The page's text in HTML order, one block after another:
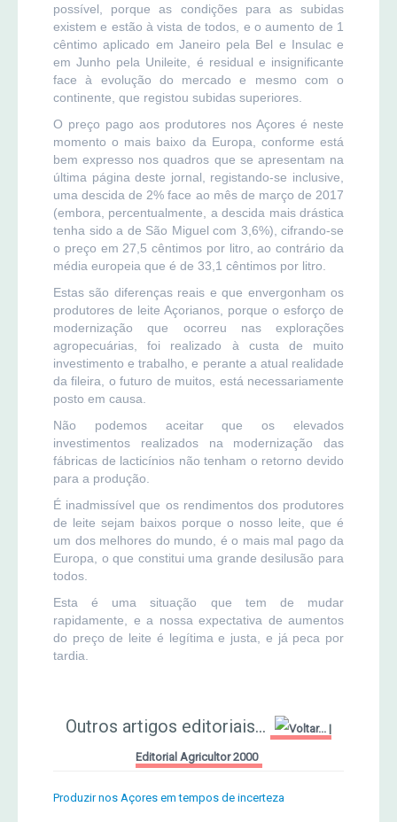
possível, porque as condições para as subidas
existem e estão à vista de todos, e o aumento de 1
cêntimo aplicado em Janeiro pela Bel e Insulac e
em Junho pela Unileite, é residual e insignificante
face à evolução do mercado e mesmo com o
continente, que registou subidas superiores.
O preço pago aos produtores nos Açores é neste
momento o mais baixo da Europa, conforme está
bem expresso nos quadros que se apresentam na
última página deste jornal, registando-se inclusive,
uma descida de 2% face ao mês de março de 2017
(embora, percentualmente, a descida mais drástica
tenha sido a de São Miguel com 3,6%), cifrando-se
o preço em 27,5 cêntimos por litro, ao contrário da
média europeia que é de 33,1 cêntimos por litro.
Estas são diferenças reais e que envergonham os
produtores de leite Açorianos, porque o esforço de
modernização que ocorreu nas explorações
agropecuárias, foi realizado à custa de muito
investimento e trabalho, e perante a atual realidade
da fileira, o futuro de muitos, está necessariamente
posto em causa.
Não podemos aceitar que os elevados
investimentos realizados na modernização das
fábricas de lacticínios não tenham o retorno devido
para a produção.
É inadmissível que os rendimentos dos produtores
de leite sejam baixos porque o nosso leite, que é
um dos melhores do mundo, é o mais mal pago da
Europa, o que constitui uma grande desilusão para
todos.
Esta é uma situação que tem de mudar
rapidamente, e a nossa expectativa de aumentos
do preço de leite é legítima e justa, e já peca por
tardia.
Outros artigos editoriais... |
Editorial Agricultor 2000
Produzir nos Açores em tempos de incerteza